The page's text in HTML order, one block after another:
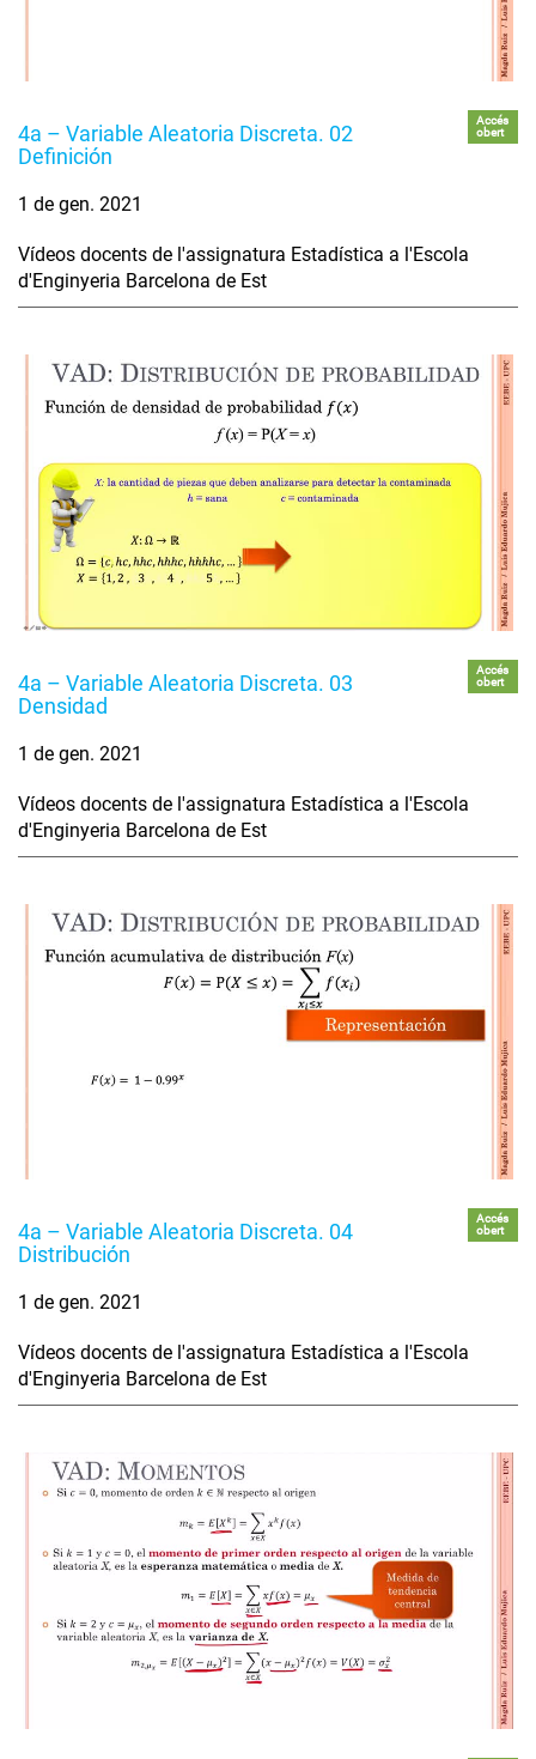
4a – Variable Aleatoria Discreta. 02
Definición
Accés
obert
1 de gen. 2021
Vídeos docents de l'assignatura Estadística a l'Escola
d'Enginyeria Barcelona de Est
4a – Variable Aleatoria Discreta. 03
Densidad
Accés
obert
1 de gen. 2021
Vídeos docents de l'assignatura Estadística a l'Escola
d'Enginyeria Barcelona de Est
4a – Variable Aleatoria Discreta. 04
Distribución
Accés
obert
1 de gen. 2021
Vídeos docents de l'assignatura Estadística a l'Escola
d'Enginyeria Barcelona de Est